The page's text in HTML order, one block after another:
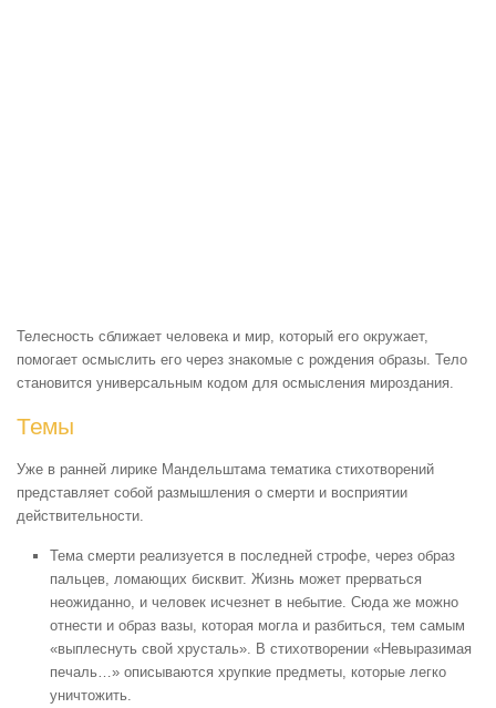
Телесность сближает человека и мир, который его окружает,
помогает осмыслить его через знакомые с рождения образы. Тело
становится универсальным кодом для осмысления мироздания.
Темы
Уже в ранней лирике Мандельштама тематика стихотворений
представляет собой размышления о смерти и восприятии
действительности.
Тема смерти реализуется в последней строфе, через образ
пальцев, ломающих бисквит. Жизнь может прерваться
неожиданно, и человек исчезнет в небытие. Сюда же можно
отнести и образ вазы, которая могла и разбиться, тем самым
«выплеснуть свой хрусталь». В стихотворении «Невыразимая
печаль…» описываются хрупкие предметы, которые легко
уничтожить.